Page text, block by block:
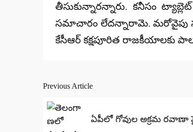
తీసుకున్నారన్నారు. కనీసం
సమాచారం లేదన్నారామె. మరోవైపు
కేసీఆర్ కక్షపూరిత రాజకీయాలకు
Post
navigation
Previous Article
ఏపీలో గోవుల అక్రమ రవాణా